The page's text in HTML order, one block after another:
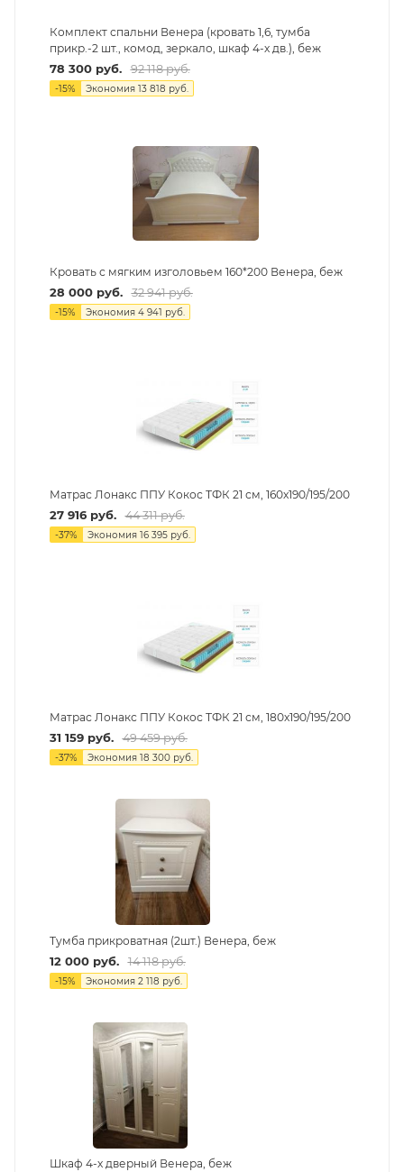
Комплект спальни Венера (кровать 1,6, тумба
прикр.-2 шт., комод, зеркало, шкаф 4-х дв.), беж
78 300руб. 92 118руб.
-15% Экономия 13 818 руб.
Кровать с мягким изголовьем 160*200 Венера, беж
28 000руб. 32 941руб.
-15% Экономия 4 941 руб.
Матрас Лонакс ППУ Кокос ТФК 21 см, 160х190/195/200
27 916руб. 44 311руб.
-37% Экономия 16 395руб.
Матрас Лонакс ППУ Кокос ТФК 21 см, 180х190/195/200
31 159руб. 49 459руб.
-37% Экономия 18 300руб.
Тумба прикроватная (2шт.) Венера, беж
12 000руб. 14 118руб.
-15% Экономия 2 118 руб.
Шкаф 4-х дверный Венера, беж